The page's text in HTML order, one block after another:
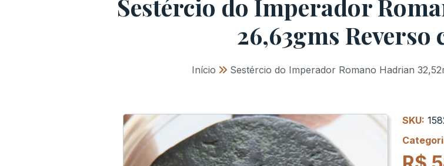
Sestércio do Imperador
26,63gms Reverso
Início » Sestércio do Imperador Romano Hadrian
SKU: